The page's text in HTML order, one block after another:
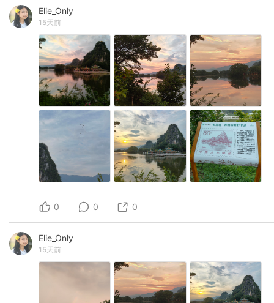
Elie_Only
15天前
0 0 0
Elie_Only
15天前